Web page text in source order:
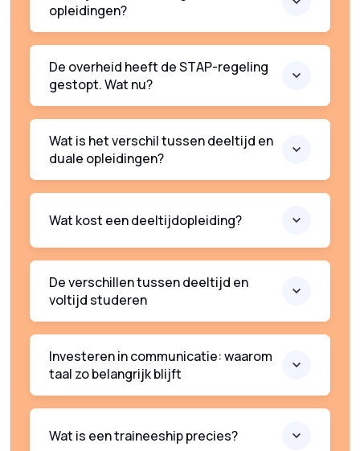
opleidingen?
De overheid heeft de STAP-regeling
gestopt. Wat nu?
Wat is het verschil tussen deeltijd en
duale opleidingen?
Wat kost een deeltijdopleiding?
De verschillen tussen deeltijd en
voltijd studeren
Investeren in communicatie: waarom
taal zo belangrijk blijft
Wat is een traineeship precies?